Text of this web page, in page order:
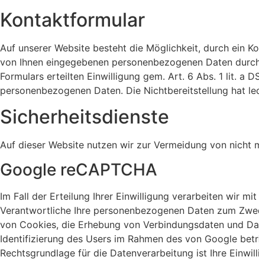
Kontaktformular
Auf unserer Website besteht die Möglichkeit, durch ein
von Ihnen eingegebenen personenbezogenen Daten
Formulars erteilten Einwilligung gem. Art. 6 Abs. 1 lit. a
personenbezogenen Daten. Die Nichtbereitstellung hat
Sicherheitsdienste
Auf dieser Website nutzen wir zur Vermeidung von
Google reCAPTCHA
Im Fall der Erteilung Ihrer Einwilligung verarbeiten wir
Verantwortliche Ihre personenbezogenen Daten zum
von Cookies, die Erhebung von Verbindungsdaten und
Identifizierung des Users im Rahmen des von Google
Rechtsgrundlage für die Datenverarbeitung ist Ihre